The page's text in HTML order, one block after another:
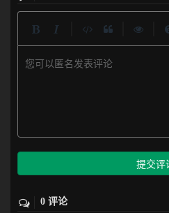
您可以匿名发表评论
提交评
0 评论